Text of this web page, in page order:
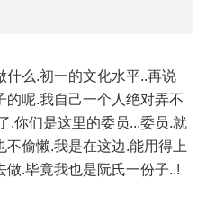
什么.初一的文化水平..再说
的呢.我自己一个人绝对弄不
.你们是这里的委员...委员.就
偷懒.我是在这边.能用得上
.毕竟我也是阮氏一份子..!